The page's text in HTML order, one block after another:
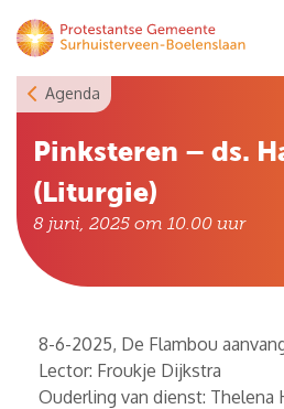
Skip
to
Agenda
Pinksteren – ds.
(Liturgie)
8 juni, 2025 om 10.00 uur
8-6-2025, De Flambou
Lector: Froukje Dijkstra
Ouderling van dienst: Thelena